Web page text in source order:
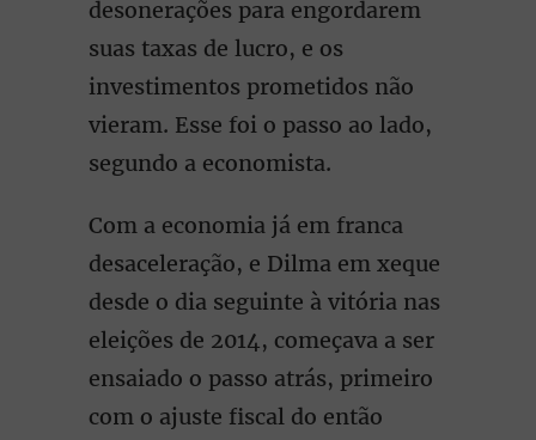
desonerações para engordarem
suas taxas de lucro, e os
investimentos prometidos não
vieram. Esse foi o passo ao lado,
segundo a economista.
Com a economia já em franca
desaceleração, e Dilma em xeque
desde o dia seguinte à vitória nas
eleições de 2014, começava a ser
ensaiado o passo atrás, primeiro
com o ajuste fiscal do então